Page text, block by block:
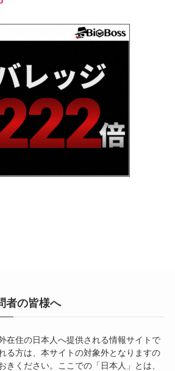
者の皆様へ
在住の日本人へ提供される情報サイトで
る方は、本サイトの対象外となりますの
きください。ここでの「日本人」とは、